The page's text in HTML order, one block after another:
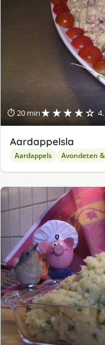
⏱ 20 min★★★★☆
Aardappelsla
Aardappels Avondeten